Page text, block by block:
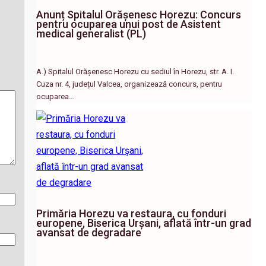
Anunț Spitalul Orășenesc Horezu: Concurs
pentru ocuparea unui post de Asistent
medical generalist (PL)
A.) Spitalul Orășenesc Horezu cu sediul în Horezu, str. A. I.
Cuza nr. 4, județul Valcea, organizează concurs, pentru
ocuparea…
Primăria Horezu va restaura, cu fonduri
europene, Biserica Urșani, aflată într-un grad
avansat de degradare